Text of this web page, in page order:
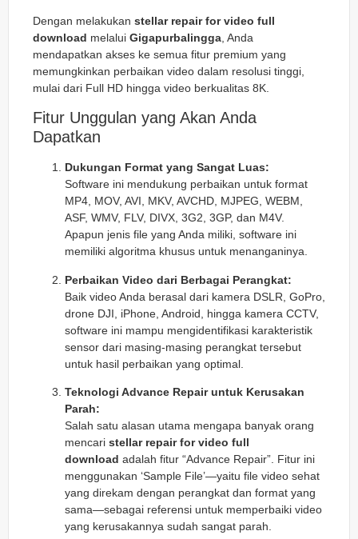
Dengan melakukan stellar repair for video full
download melalui Gigapurbalingga , Anda
mendapatkan akses ke semua fitur premium yang
memungkinkan perbaikan video dalam resolusi tinggi,
mulai dari Full HD hingga video berkualitas 8K.
Fitur Unggulan yang Akan Anda
Dapatkan
Dukungan Format yang Sangat Luas:
Software ini mendukung perbaikan untuk format
MP4, MOV, AVI, MKV, AVCHD, MJPEG, WEBM,
ASF, WMV, FLV, DIVX, 3G2, 3GP, dan M4V.
Apapun jenis file yang Anda miliki, software ini
memiliki algoritma khusus untuk menanganinya.
Perbaikan Video dari Berbagai Perangkat:
Baik video Anda berasal dari kamera DSLR, GoPro,
drone DJI, iPhone, Android, hingga kamera CCTV,
software ini mampu mengidentifikasi karakteristik
sensor dari masing-masing perangkat tersebut
untuk hasil perbaikan yang optimal.
Teknologi Advance Repair untuk Kerusakan
Parah:
Salah satu alasan utama mengapa banyak orang
mencari stellar repair for video full
download adalah fitur “Advance Repair”. Fitur ini
menggunakan ‘Sample File’—yaitu file video sehat
yang direkam dengan perangkat dan format yang
sama—sebagai referensi untuk memperbaiki video
yang kerusakannya sudah sangat parah.